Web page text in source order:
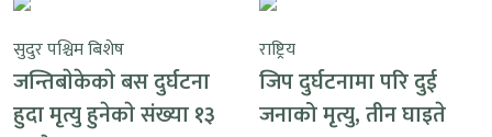
सुदुर पश्चिम बिशेष
जन्तिबाेकेकाे बस दुर्घटना
हुदा मृत्यु हुनेकाे संख्या १३
राष्ट्रिय
जिप दुर्घटनामा परि दुई
जनाको मृत्यु, तीन घाइते